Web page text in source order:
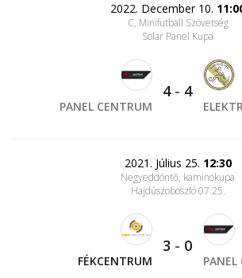
2022. December 10.
C, Minifutball Szövetség
Solar Panel Kupa
PANEL CENTRUM
4- 4
2021. Július 25. 12:30
Negyeddöntő, kaminokupa
Hajdúszoboszló 07.25.
FÉKCENTRUM
3 - 0
PANEL